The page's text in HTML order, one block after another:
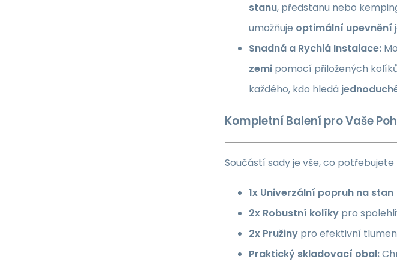
stanu, předstanu nebo
umožňuje optimální upevnění
Snadná a Rychlá Instalace:
zemi pomocí přiložených
každého, kdo hledá
Kompletní Balení pro Vaše
Součástí sady je vše, co
1x Univerzální popruh na stan
2x Robustní kolíky pro
2x Pružiny pro efektivní
Praktický skladovací obal: